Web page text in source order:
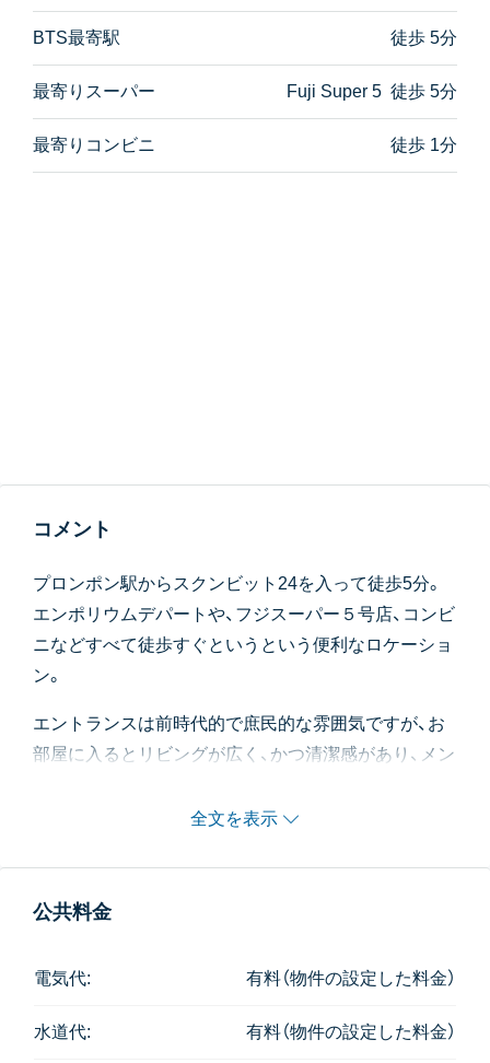
BTS最寄駅 徒歩 5分
最寄りスーパー Fuji Super 5 徒歩 5分
最寄りコンビニ 徒歩 1分
コメント
プロンポン駅からスクンビット24を入って徒歩5分。
エンポリウムデパートや、フジスーパー５号店、コンビ
ニなどすべて徒歩すぐというという便利なロケーショ
ン。
エントランスは前時代的で庶民的な雰囲気ですが、お
部屋に入るとリビングが広く、かつ清潔感があり、メン
バルコニーもゆったりめです。
間取りは150㎡の3Bedで、AタイプとBタイプの2タイ
重視の3LDKを探しをされたい方におすすめです。
共有施設はプールのみで、ジムやサウナはありませ
全文を表示
公共料金
電気代: 有料（物件の設定した料金）
水道代: 有料（物件の設定した料金）